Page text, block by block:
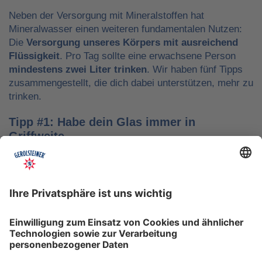
Neben der Versorgung mit Mineralstoffen hat
Mineralwasser einen weiteren fundamentalen Nutzen:
Die Versorgung unseres Körpers mit ausreichend
Flüssigkeit. Pro Tag sollte eine erwachsene Person
mindestens zwei Liter trinken. Wir haben fünf Tipps
zusammengestellt, die dich dabei unterstützen, mehr zu
trinken.
Tipp #1: Habe dein Glas immer in
Griffweite
Ob bei der Arbeit oder während der Freizeit: Wasser
nicht vergisst. Denke daran, auch unterwegs immer
etwas Wasser dabei zu haben. Kleine PET-Flaschen mit
hinnehmen.
Tipp #2: Trinke direkt nach dem Aufstehen